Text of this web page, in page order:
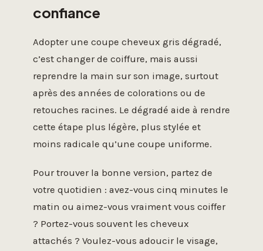
confiance
Adopter une coupe cheveux gris dégradé,
c’est changer de coiffure, mais aussi
reprendre la main sur son image, surtout
après des années de colorations ou de
retouches racines. Le dégradé aide à rendre
cette étape plus légère, plus stylée et
moins radicale qu’une coupe uniforme.
Pour trouver la bonne version, partez de
votre quotidien : avez-vous cinq minutes le
matin ou aimez-vous vraiment vous coiffer
? Portez-vous souvent les cheveux
attachés ? Voulez-vous adoucir le visage,